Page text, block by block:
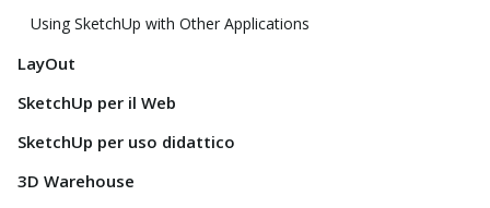
Using SketchUp with Other Applications
LayOut
SketchUp per il Web
SketchUp per uso didattico
3D Warehouse